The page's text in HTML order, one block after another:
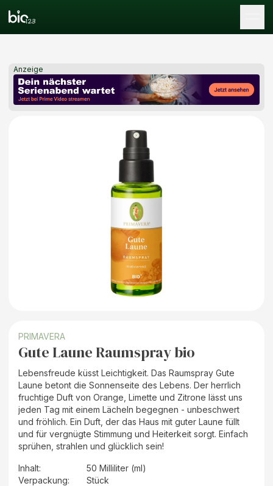
Anzeige
PRIMAVERA
Gute Laune Raumspray bio
Lebensfreude küsst Leichtigkeit. Das Raumspray Gute
Laune betont die Sonnenseite des Lebens. Der herrlich
fruchtige Duft von Orange, Limette und Zitrone lässt uns
jeden Tag mit einem Lächeln begegnen - unbeschwert
und fröhlich. Ein Duft, der das Haus mit guter Laune füllt
und für vergnügte Stimmung und Heiterkeit sorgt. Einfach
sprühen, strahlen und glücklich sein!
Inhalt:
50 Milliliter (ml)
Verpackung:
Stück